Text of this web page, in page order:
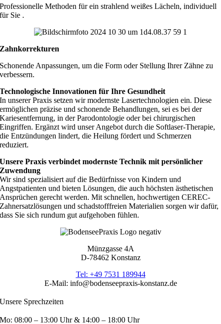
Professionelle Methoden für ein strahlend weißes Lächeln, individuell
für Sie .
Zahnkorrekturen
Schonende Anpassungen, um die Form oder Stellung Ihrer Zähne zu
verbessern.
Technologische Innovationen für Ihre Gesundheit
In unserer Praxis setzen wir modernste Lasertechnologien ein. Diese
ermöglichen präzise und schonende Behandlungen, sei es bei der
Kariesentfernung, in der Parodontologie oder bei chirurgischen
Eingriffen. Ergänzt wird unser Angebot durch die Softlaser-Therapie,
die Entzündungen lindert, die Heilung fördert und Schmerzen
reduziert.
Unsere Praxis verbindet modernste Technik mit persönlicher
Zuwendung
Wir sind spezialisiert auf die Bedürfnisse von Kindern und
Angstpatienten und bieten Lösungen, die auch höchsten ästhetischen
Ansprüchen gerecht werden. Mit schnellen, hochwertigen CEREC-
Zahnersatzlösungen und schadstofffreien Materialien sorgen wir dafür,
dass Sie sich rundum gut aufgehoben fühlen.
Münzgasse 4A
D-78462 Konstanz
Tel: +49 7531 189944
E-Mail: info@bodenseepraxis-konstanz.de
Unsere Sprechzeiten
Mo: 08:00 – 13:00 Uhr & 14:00 – 18:00 Uhr